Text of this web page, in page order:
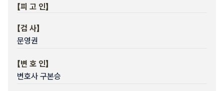
【피 고 인】
【검 사】
문영권
【변 호 인】
변호사 구본승